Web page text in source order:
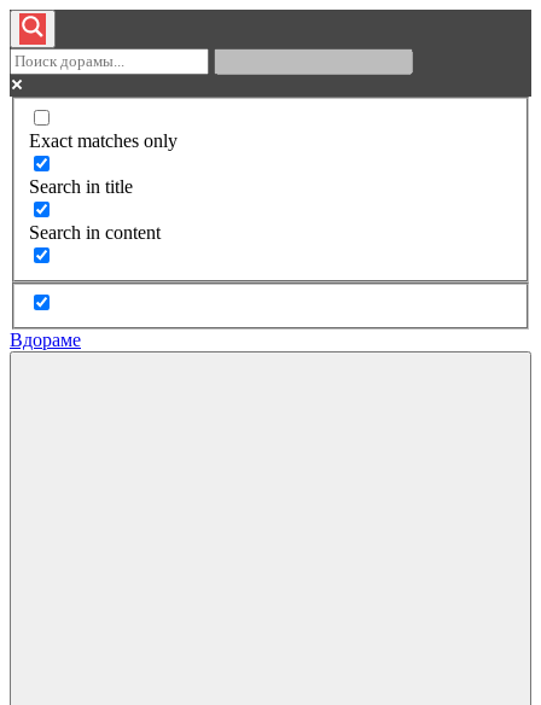
Exact matches only
Search in title
Search in content
Вдораме